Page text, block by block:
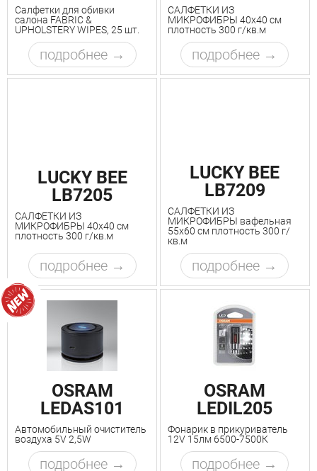
Салфетки для обивки
салона FABRIC &
UPHOLSTERY WIPES, 25 шт.
подробнее
САЛФЕТКИ ИЗ
МИКРОФИБРЫ 40х40 см
плотность 300 г/кв.м
подробнее
LUCKY BEE
LB7205
САЛФЕТКИ ИЗ
МИКРОФИБРЫ 40х40 см
плотность 300 г/кв.м
подробнее
LUCKY BEE
LB7209
САЛФЕТКИ ИЗ
МИКРОФИБРЫ вафельная
55х60 см плотность 300 г/
кв.м
подробнее
OSRAM
LEDAS101
Автомобильный очиститель
воздуха 5V 2,5W
подробнее
OSRAM
LEDIL205
Фонарик в прикуриватель
12V 15лм 6500-7500К
подробнее